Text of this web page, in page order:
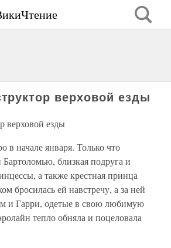
верховой езды
верховой езды
в начале января. Только что
близкая подруга и
а также крестная принца
бросилась ей навстречу, а за ней
и Гарри, одетые в свою любимую
тепло обняла и поцеловала